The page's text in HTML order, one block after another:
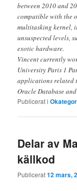
between 2010 and
compatible with the
multitasking kernel,
unsuspected levels,
exotic hardware.
Vincent currently
University Paris 1
applications related
Oracle Database
Publicerat i
Delar av
källkod
Publicerat12 mars,